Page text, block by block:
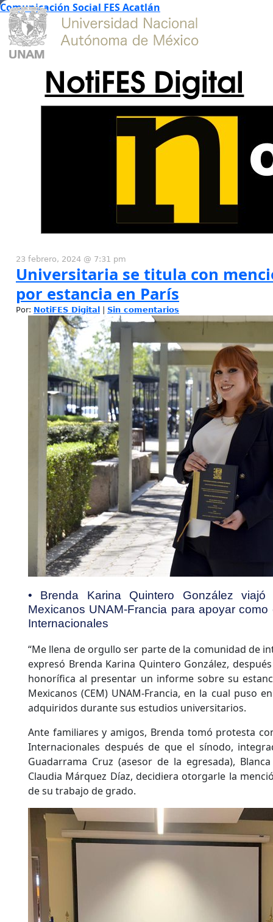
Comunicación Social FES Acatlán
NotiFES Digital
23 febrero, 2024 @ 7:31 pm
Universitaria se titula con
por estancia en París
Por: NotiFES Digital Sin comentarios
• Brenda Karina Quintero González
Mexicanos UNAM-Francia para apoyar
Internacionales
“Me llena de orgullo ser parte de la comunidad de
expresó Brenda Karina Quintero González,
honorífica al presentar un informe sobre su
Mexicanos (CEM) UNAM-Francia, en la cual puso
adquiridos durante sus estudios universitarios.
Ante familiares y amigos, Brenda tomó protesta
Internacionales después de que el sínodo,
Guadarrama Cruz (asesor de la egresada),
Claudia Márquez Díaz, decidiera otorgarle la
de su trabajo de grado.